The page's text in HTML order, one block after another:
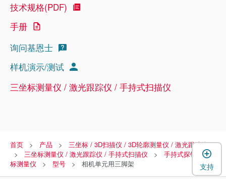
技术规格(PDF)
手册
询问基恩士
样机演示/测试
三坐标测量仪 / 激光跟踪仪 / 手持式扫描仪
首页 产品
三坐标 / 3D扫描仪 / 3D轮廓测量仪 / 激光跟踪仪
三坐标测量仪 / 激光跟踪仪 / 手持式扫描仪
手持式探针三坐
标测量仪
型号 相机单元用三脚架
支持